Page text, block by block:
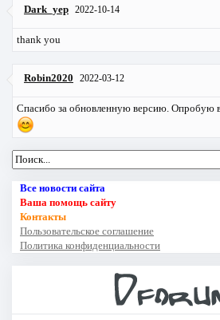
Dark_yep 2022-10-14
thank you
Robin2020 2022-03-12
Спасибо за обновленную версию. Опробую
Все новости сайта
Ваша помощь сайту
Контакты
Пользовательское соглашение
Политика конфиденциальности